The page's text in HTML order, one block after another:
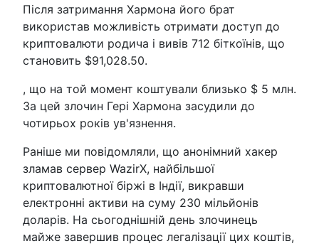
Після затримання Хармона його брат
використав можливість отримати доступ до
криптовалюти родича і вивів 712 біткоїнів, що
становить $91,028.50.
, що на той момент коштували близько $ 5 млн.
За цей злочин Гері Хармона засудили до
чотирьох років ув'язнення.
Раніше ми повідомляли, що анонімний хакер
зламав сервер WazirX, найбільшої
криптовалютної біржі в Індії, викравши
електронні активи на суму 230 мільйонів
доларів. На сьогоднішній день злочинець
майже завершив процес легалізації цих коштів,